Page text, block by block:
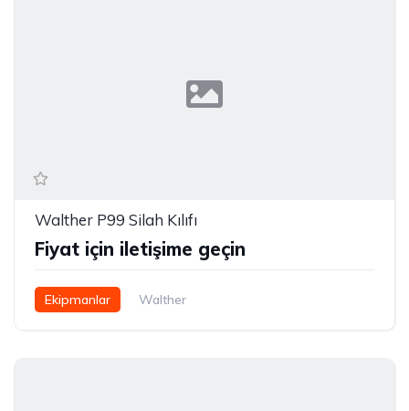
Walther P99 Silah Kılıfı
Fiyat için iletişime geçin
Ekipmanlar Walther